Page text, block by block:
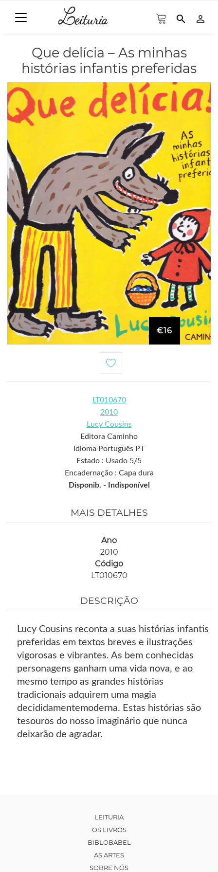
search person_outline
Que delícia – As minhas
histórias infantis preferidas
€16
LT010670
2010
Lucy Cousins
Editora Caminho
Idioma Português PT
Estado : Usado 5/5
Encadernação : Capa dura
Disponib. -
Indisponível
MAIS DETALHES
Ano
2010
Código
LT010670
DESCRIÇÃO
Lucy Cousins reconta a suas histórias infantis
preferidas em textos breves e ilustrações
vigorosas e vibrantes. As bem conhecidas
personagens ganham uma vida nova, e ao
mesmo tempo as grandes histórias
tradicionais adquirem uma magia
decididamentemoderna. Estas histórias são
tesouros do nosso imaginário que nunca
deixarão de agradar.
LEITURIA
OS LIVROS
BIBLOBABEL
AS ARTES
SOBRE NÓS